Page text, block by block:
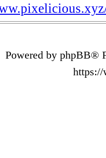
Powered by phpBB®
https://